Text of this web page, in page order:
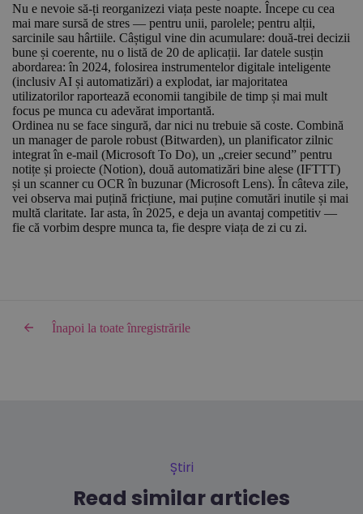
Nu e nevoie să-ți reorganizezi viața peste noapte. Începe cu cea
mai mare sursă de stres — pentru unii, parolele; pentru alții,
sarcinile sau hârtiile. Câștigul vine din acumulare: două-trei decizii
bune și coerente, nu o listă de 20 de aplicații. Iar datele susțin
abordarea: în 2024, folosirea instrumentelor digitale inteligente
(inclusiv AI și automatizări) a explodat, iar majoritatea
utilizatorilor raportează economii tangibile de timp și mai mult
focus pe munca cu adevărat importantă.
Ordinea nu se face singură, dar nici nu trebuie să coste. Combină
un manager de parole robust (Bitwarden), un planificator zilnic
integrat în e-mail (Microsoft To Do), un „creier secund” pentru
notițe și proiecte (Notion), două automatizări bine alese (IFTTT)
și un scanner cu OCR în buzunar (Microsoft Lens). În câteva zile,
vei observa mai puțină fricțiune, mai puține comutări inutile și mai
multă claritate. Iar asta, în 2025, e deja un avantaj competitiv —
fie că vorbim despre munca ta, fie despre viața de zi cu zi.
Înapoi la toate înregistrările
Știri
Read similar articles